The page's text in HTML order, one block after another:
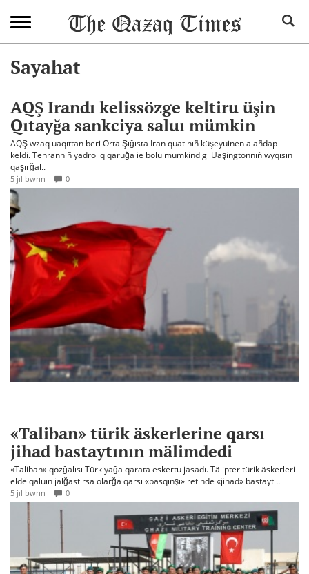
Sayahat
AQŞ Irandı kelissözge keltiru üşin
Qıtayğa sankciya saluı mümkin
AQŞ wzaq uaqıttan beri Orta Şığısta Iran quatınıñ küşeyuinen alañdap
keldi. Tehrannıñ yadrolıq qaruğa ie bolu mümkindigi Uaşingtonnıñ wyqısın
qaşırğal..
5 jıl bwrın 0
«Taliban» türik äskerlerine qarsı
jihad bastaytının mälimdedi
«Taliban» qozğalısı Türkiyağa qarata eskertu jasadı. Tälipter türik äskerleri
elde qaluın jalğastırsa olarğa qarsı «basqınşı» retinde «jihad» bastaytı..
5 jıl bwrın 0